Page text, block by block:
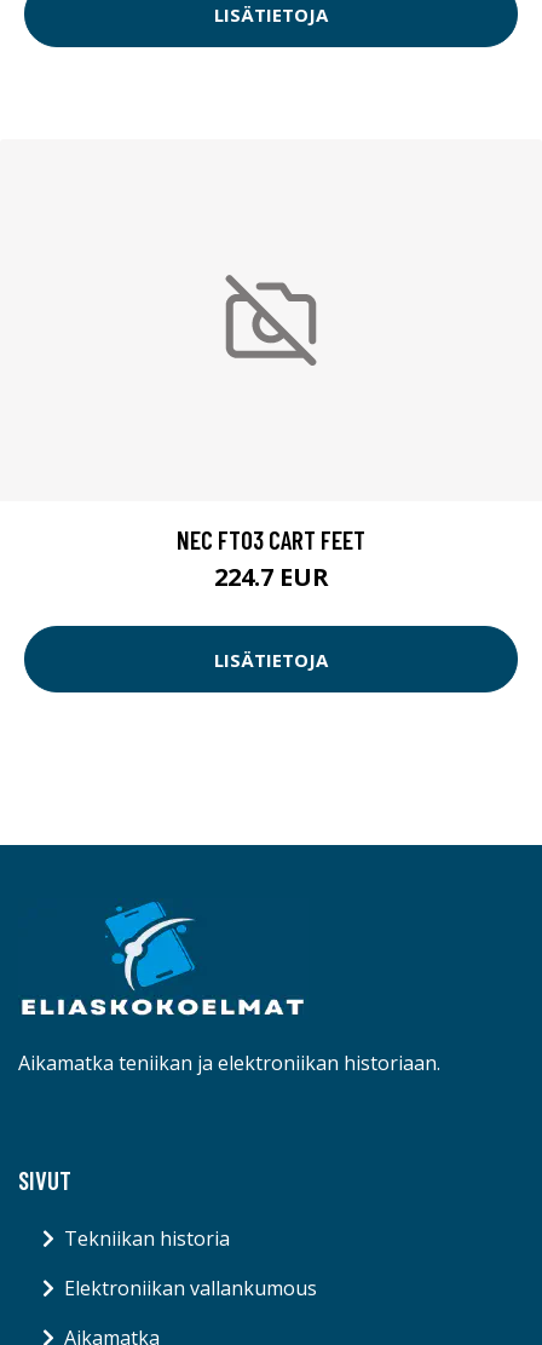
LISÄTIETOJA
NEC FT03 CART FEET
224.7 EUR
LISÄTIETOJA
Aikamatka teniikan ja elektroniikan historiaan.
SIVUT
Tekniikan historia
Elektroniikan vallankumous
Aikamatka